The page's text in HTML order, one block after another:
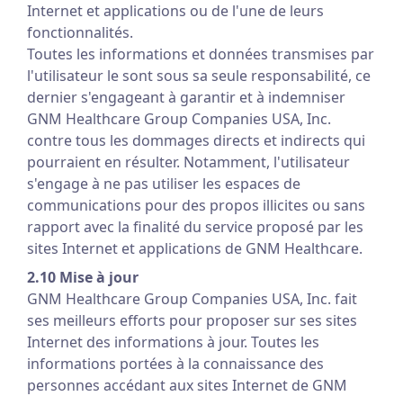
Internet et applications ou de l'une de leurs
fonctionnalités.
Toutes les informations et données transmises par
l'utilisateur le sont sous sa seule responsabilité, ce
dernier s'engageant à garantir et à indemniser
GNM Healthcare Group Companies USA, Inc.
contre tous les dommages directs et indirects qui
pourraient en résulter. Notamment, l'utilisateur
s'engage à ne pas utiliser les espaces de
communications pour des propos illicites ou sans
rapport avec la finalité du service proposé par les
sites Internet et applications de GNM Healthcare.
2.10 Mise à jour
GNM Healthcare Group Companies USA, Inc. fait
ses meilleurs efforts pour proposer sur ses sites
Internet des informations à jour. Toutes les
informations portées à la connaissance des
personnes accédant aux sites Internet de GNM